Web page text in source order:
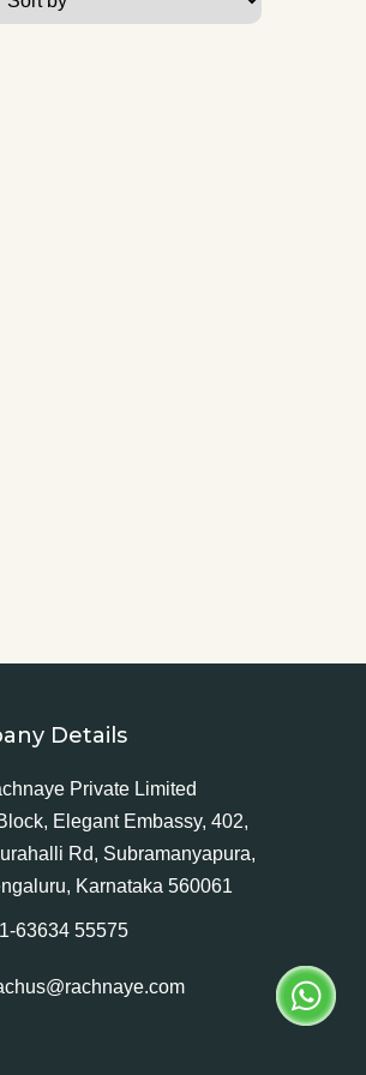
Details
Private Limited
Elegant Embassy, 402,
Rd, Subramanyapura,
Karnataka 560061
63634 55575